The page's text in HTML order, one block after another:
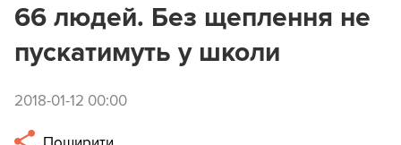
66 людей. Без щеплення не
пускатимуть у школи
2018-01-12 00:00